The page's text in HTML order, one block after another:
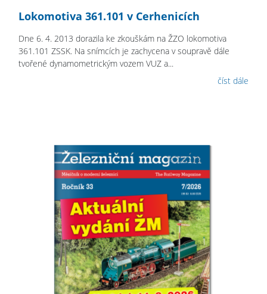
Lokomotiva 361.101 v Cerhenicích
Dne 6. 4. 2013 dorazila ke zkouškám na ŽZO lokomotiva
361.101 ZSSK. Na snímcích je zachycena v soupravě dále
tvořené dynamometrickým vozem VUZ a...
číst dále